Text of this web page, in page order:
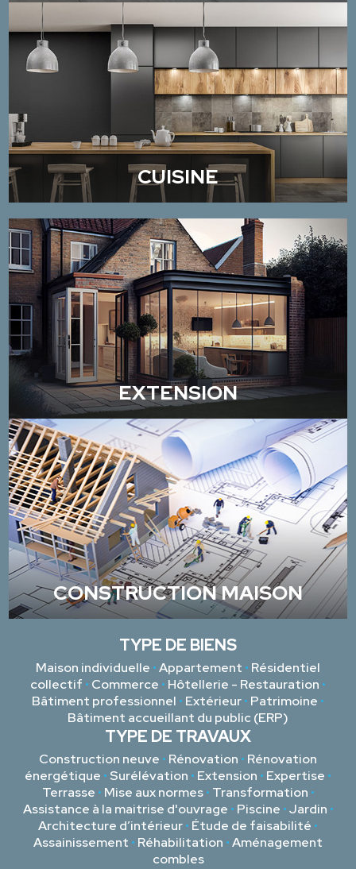
CUISINE
EXTENSION
CONSTRUCTION MAISON
TYPE DE BIENS
Maison individuelle •Appartement • Résidentiel
collectif • Commerce • Hôtellerie - Restauration •
Bâtiment professionnel • Extérieur• Patrimoine •
Bâtiment accueillant du public (ERP)
TYPE DE TRAVAUX
Construction neuve • Rénovation • Rénovation
énergétique • Surélévation • Extension • Expertise •
Terrasse • Mise aux normes • Transformation •
Assistance à la maitrise d'ouvrage • Piscine •Jardin •
Architecture d’intérieur• Étude de faisabilité •
Assainissement • Réhabilitation •Aménagement
combles